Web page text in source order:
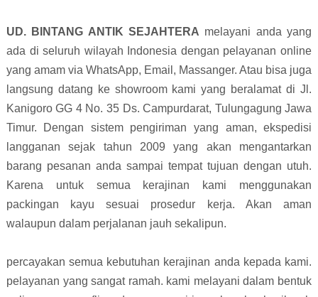
UD. BINTANG ANTIK SEJAHTERA melayani anda yang
ada di seluruh wilayah Indonesia dengan pelayanan online
yang amam via WhatsApp, Email, Massanger. Atau bisa juga
langsung datang ke showroom kami yang beralamat di Jl.
Kanigoro GG 4 No. 35 Ds. Campurdarat, Tulungagung Jawa
Timur. Dengan sistem pengiriman yang aman, ekspedisi
langganan sejak tahun 2009 yang akan mengantarkan
barang pesanan anda sampai tempat tujuan dengan utuh.
Karena untuk semua kerajinan kami menggunakan
packingan kayu sesuai prosedur kerja. Akan aman
walaupun dalam perjalanan jauh sekalipun.
percayakan semua kebutuhan kerajinan anda kepada kami.
pelayanan yang sangat ramah. kami melayani dalam bentuk